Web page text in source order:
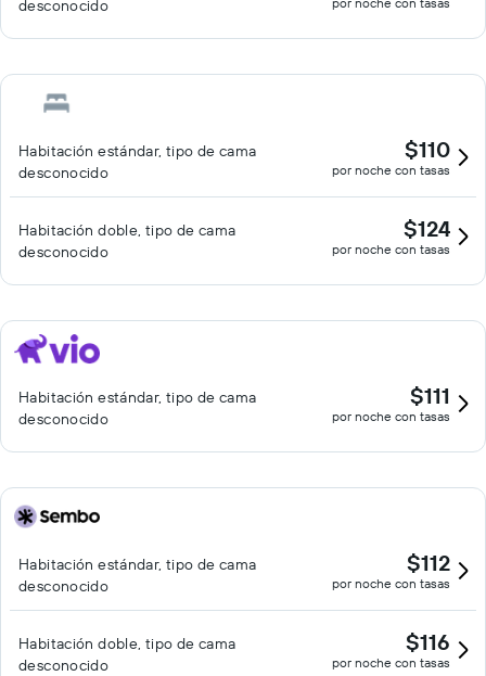
desconocido
Habitación estándar, tipo de cama
desconocido
$110
por noche con tasas
Habitación doble, tipo de cama
desconocido
$124
por noche con tasas
Habitación estándar, tipo de cama
desconocido
$111
por noche con tasas
Habitación estándar, tipo de cama
desconocido
$112
por noche con tasas
Habitación doble, tipo de cama
desconocido
$116
por noche con tasas